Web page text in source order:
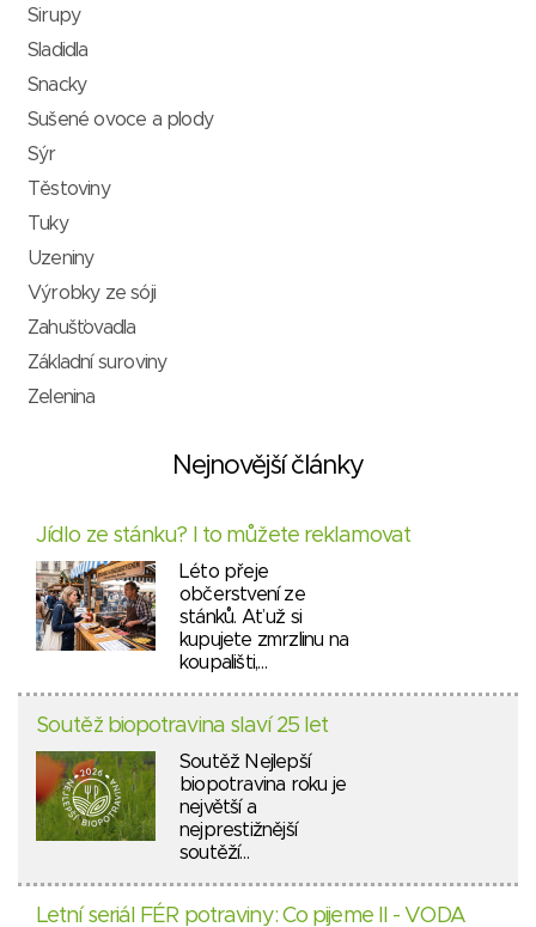
Sirupy
Sladidla
Snacky
Sušené ovoce a plody
Sýr
Těstoviny
Tuky
Uzeniny
Výrobky ze sóji
Zahušťovadla
Základní suroviny
Zelenina
Nejnovější články
Jídlo ze stánku? I to můžete reklamovat
Léto přeje
občerstvení ze
stánků. Ať už si
kupujete zmrzlinu na
koupališti,…
Soutěž biopotravina slaví 25 let
Soutěž Nejlepší
biopotravina roku je
největší a
nejprestižnější
soutěží…
Letní seriál FÉR potraviny: Co pijeme II - VODA